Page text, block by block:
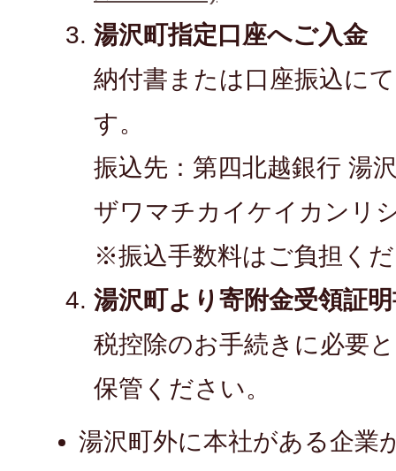
湯沢町指定口座へご入金
納付書または口座振込に
す。
振込先：第四北越銀行 湯
ザワマチカイケイカンリ
※振込手数料はご負担く
湯沢町より寄附金受領証
税控除のお手続きに必要
保管ください。
湯沢町外に本社がある企業